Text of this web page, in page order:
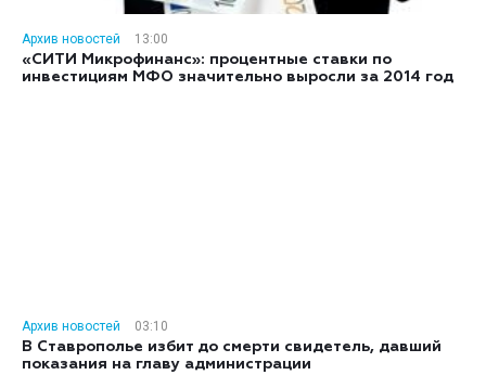
Архив новостей
13:00
«СИТИ Микрофинанс»: процентные ставки по
инвестициям МФО значительно выросли за 2014 год
Архив новостей
03:10
В Ставрополье избит до смерти свидетель, давший
показания на главу администрации